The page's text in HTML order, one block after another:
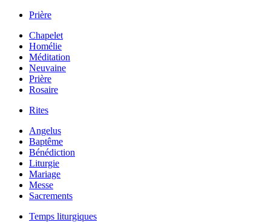
Prière
Chapelet
Homélie
Méditation
Neuvaine
Prière
Rosaire
Rites
Angelus
Baptême
Bénédiction
Liturgie
Mariage
Messe
Sacrements
Temps liturgiques